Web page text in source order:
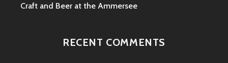
Craft and Beer at the Ammersee
RECENT COMMENTS